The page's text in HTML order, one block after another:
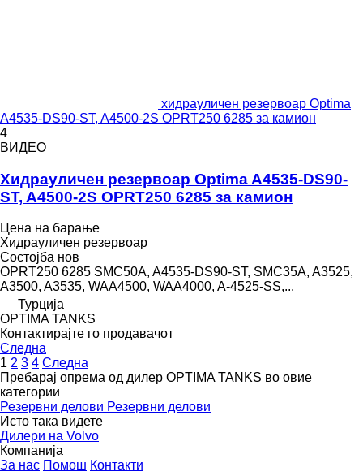
хидрауличен резервоар Optima
A4535-DS90-ST, A4500-2S OPRT250 6285 за камион
4
ВИДЕО
Хидрауличен резервоар Optima A4535-DS90-
ST, A4500-2S OPRT250 6285 за камион
Цена на барање
Хидрауличен резервоар
Состојба нов
OPRT250 6285 SMC50A, A4535-DS90-ST, SMC35A, A3525,
A3500, A3535, WAA4500, WAA4000, A-4525-SS,...
Турција
OPTIMA TANKS
Контактирајте го продавачот
Следна
1 2 3 4 Следна
Пребарај опрема од дилер OPTIMA TANKS во овие
категории
Резервни делови Резервни делови
Исто така видете
Дилери на Volvo
Компанија
За нас Помош Контакти